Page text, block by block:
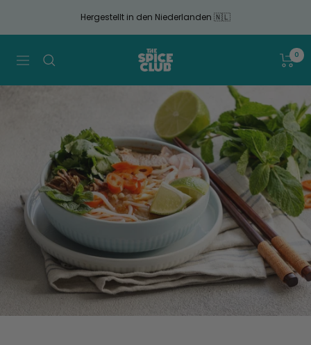
zum
Artikel
Hergestellt in den Niederlanden 🇳🇱
Navigation
The
Spice
Club
0